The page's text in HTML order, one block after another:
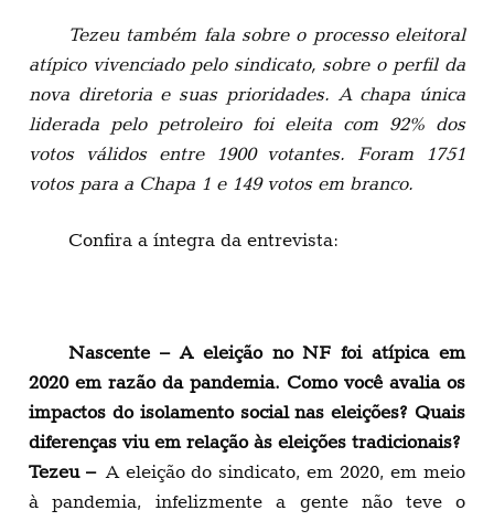
Tezeu também fala sobre o processo eleitoral
atípico vivenciado pelo sindicato, sobre o perfil da
nova diretoria e suas prioridades. A chapa única
liderada pelo petroleiro foi eleita com 92% dos
votos válidos entre 1900 votantes. Foram 1751
votos para a Chapa 1 e 149 votos em branco.
Confira a íntegra da entrevista:
Nascente – A eleição no NF foi atípica em
2020 em razão da pandemia. Como você avalia os
impactos do isolamento social nas eleições? Quais
diferenças viu em relação às eleições tradicionais?
Tezeu –A eleição do sindicato, em 2020, em meio
à pandemia, infelizmente a gente não teve o